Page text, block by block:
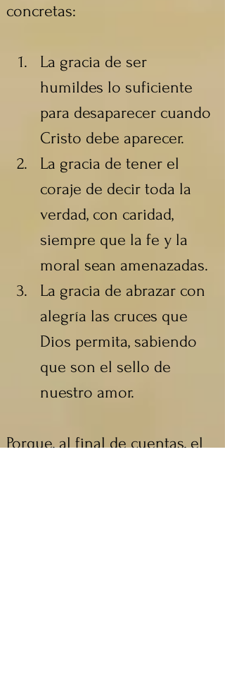
concretas:
La gracia de ser
humildes lo suficiente
para desaparecer cuando
Cristo debe aparecer.
La gracia de tener el
coraje de decir toda la
verdad, con caridad,
siempre que la fe y la
moral sean amenazadas.
La gracia de abrazar con
alegría las cruces que
Dios permita, sabiendo
que son el sello de
nuestro amor.
Porque, al final de cuentas, el